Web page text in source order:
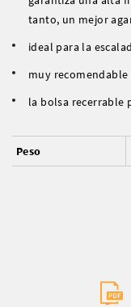
tanto, un mejor
ideal para la
muy
la bolsa recerrable
Peso